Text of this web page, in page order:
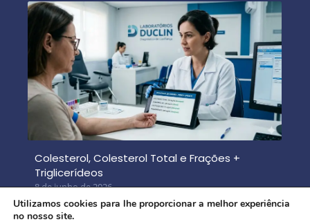
Colesterol, Colesterol Total e Frações +
Triglicerídeos
8 de junho de 2026
Utilizamos cookies para lhe proporcionar a melhor experiência
no nosso site.